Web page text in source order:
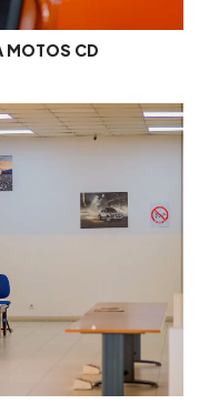
MOTOS CD